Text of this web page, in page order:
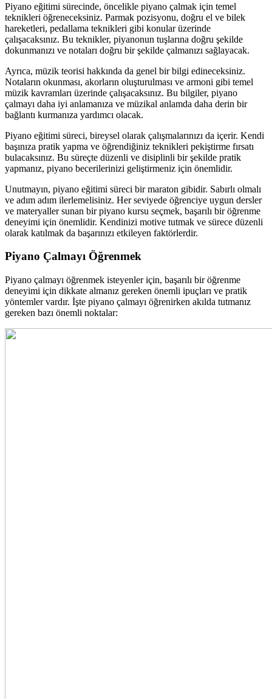
Piyano eğitimi sürecinde, öncelikle piyano çalmak için temel
teknikleri öğreneceksiniz. Parmak pozisyonu, doğru el ve bilek
hareketleri, pedallama teknikleri gibi konular üzerinde
çalışacaksınız. Bu teknikler, piyanonun tuşlarına doğru şekilde
dokunmanızı ve notaları doğru bir şekilde çalmanızı sağlayacak.
Ayrıca, müzik teorisi hakkında da genel bir bilgi edineceksiniz.
Notaların okunması, akorların oluşturulması ve armoni gibi temel
müzik kavramları üzerinde çalışacaksınız. Bu bilgiler, piyano
çalmayı daha iyi anlamanıza ve müzikal anlamda daha derin bir
bağlantı kurmanıza yardımcı olacak.
Piyano eğitimi süreci, bireysel olarak çalışmalarınızı da içerir. Kendi
başınıza pratik yapma ve öğrendiğiniz teknikleri pekiştirme fırsatı
bulacaksınız. Bu süreçte düzenli ve disiplinli bir şekilde pratik
yapmanız, piyano becerilerinizi geliştirmeniz için önemlidir.
Unutmayın, piyano eğitimi süreci bir maraton gibidir. Sabırlı olmalı
ve adım adım ilerlemelisiniz. Her seviyede öğrenciye uygun dersler
ve materyaller sunan bir piyano kursu seçmek, başarılı bir öğrenme
deneyimi için önemlidir. Kendinizi motive tutmak ve sürece düzenli
olarak katılmak da başarınızı etkileyen faktörlerdir.
Piyano Çalmayı Öğrenmek
Piyano çalmayı öğrenmek isteyenler için, başarılı bir öğrenme
deneyimi için dikkate almanız gereken önemli ipuçları ve pratik
yöntemler vardır. İşte piyano çalmayı öğrenirken akılda tutmanız
gereken bazı önemli noktalar: